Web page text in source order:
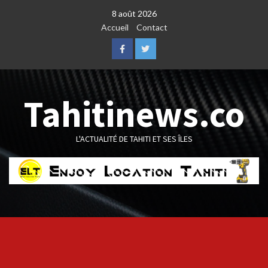
8 août 2026
Accueil
Contact
FacebookTwitter
Tahitinews.co
L'ACTUALITÉ DE TAHITI ET SES ÎLES